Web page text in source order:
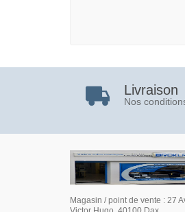
Livraison
Nos
Magasin / point de vente : 27